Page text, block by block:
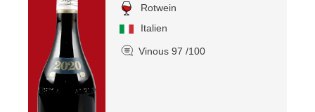
Rotwein
Italien
Vinous 97 /100